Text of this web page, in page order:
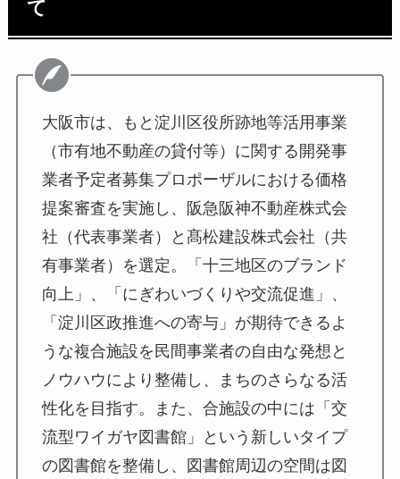
て
大阪市は、もと淀川区役所跡地等活用事業
（市有地不動産の貸付等）に関する開発事
業者予定者募集プロポーザルにおける価格
提案審査を実施し、阪急阪神不動産株式会
社（代表事業者）と髙松建設株式会社（共
有事業者）を選定。「十三地区のブランド
向上」、「にぎわいづくりや交流促進」、
「淀川区政推進への寄与」が期待できるよ
うな複合施設を民間事業者の自由な発想と
ノウハウにより整備し、まちのさらなる活
性化を目指す。また、合施設の中には「交
流型ワイガヤ図書館」という新しいタイプ
の図書館を整備し、図書館周辺の空間は図